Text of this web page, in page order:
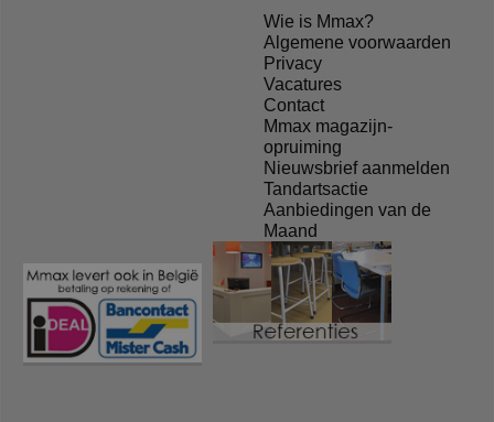
Wie is Mmax?
Algemene voorwaarden
Privacy
Vacatures
Contact
Mmax magazijn-
opruiming
Nieuwsbrief aanmelden
Tandartsactie
Aanbiedingen van de
Maand